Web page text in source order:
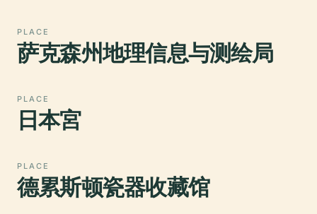
PLACE
萨克森州地理信息与测绘局
PLACE
日本宮
PLACE
德累斯顿瓷器收藏馆